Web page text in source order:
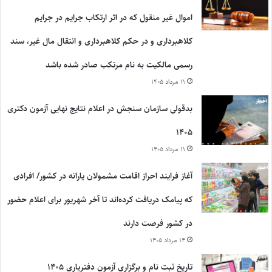
اموال غیر منقول که در اثر ارتکاب جرایم در جرایم
کلاهبرداری و در حکم کلاهبرداری و انتقال مال غیر، سند
رسمی مالکیت به نام مرتکب صادر شده باشد
۱۱ مرداد ۱۴۰۵
بدقولی سازمان سنجش در اعلام نتایج نهایی آزمون دکتری
۱۴۰۵
۱۱ مرداد ۱۴۰۵
آغاز فرایند احراز اقامت مشمولان یارانه در کشور/ افرادی
که پیامک دریافت کرده‌اند تا آخر شهریور برای اعلام حضور
در کشور فرصت دارند
۱۴ مرداد ۱۴۰۵
تاریخ ثبت نام و برگزاری آزمون دفتریاری ۱۴۰۵